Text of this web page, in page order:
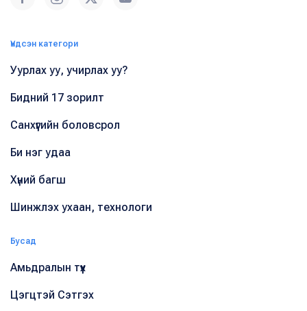
Үндсэн категори
Уурлах уу, учирлах уу?
Бидний 17 зорилт
Санхүүгийн боловсрол
Би нэг удаа
Хүний багш
Шинжлэх ухаан, технологи
Бусад
Амьдралын түүх
Цэгцтэй Сэтгэх